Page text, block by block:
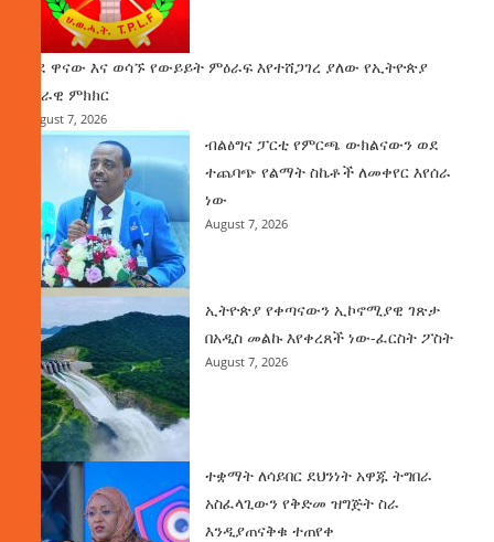
ወደ ዋናው እና ወሳኙ የውይይት ምዕራፍ እየተሸጋገረ ያለው የኢትዮጵያ
ሀገራዊ ምክክር
August 7, 2026
ብልፅግና ፓርቲ የምርጫ ውክልናውን ወደ
ተጨባጭ የልማት ስኬቶች ለመቀየር እየሰራ
ነው
August 7, 2026
ኢትዮጵያ የቀጣናውን ኢኮኖሚያዊ ገጽታ
በአዲስ መልኩ እየቀረጸች ነው-ፈርስት ፖስት
August 7, 2026
ተቋማት ለሳይበር ደህንነት አዋጁ ትግበራ
አስፈላጊውን የቅድመ ዝግጅት ስራ
እንዲያጠናቅቁ ተጠየቀ